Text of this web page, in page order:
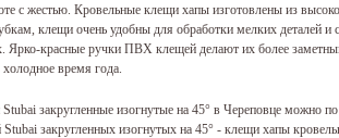
с жестью. Кровельные клещи хапы изготовлены из
клещи очень удобны для обработки мелких деталей
Ярко-красные ручки ПВХ клещей делают их более
время года.
Stubai закругленные изогнутые на 45° в Череповце можно
Stubai закругленных изогнутых на 45° - клещи хапы